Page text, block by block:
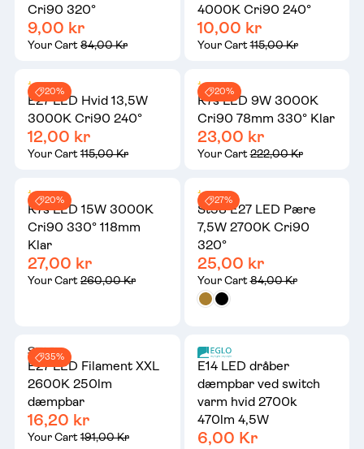
Cri90 320°
9,00 kr
Your Cart84,00 Kr
4000K Cri90 240°
10,00 kr
Your Cart115,00 Kr
20%
E27 LED Hvid 13,5W
3000K Cri90 240°
12,00 kr
Your Cart115,00 Kr
20%
R7s LED 9W 3000K
Cri90 78mm 330° Klar
23,00 kr
Your Cart222,00 Kr
20%
R7s LED 15W 3000K
Cri90 330° 118mm
Klar
27,00 kr
Your Cart260,00 Kr
27%
St58 E27 LED Pære
7,5W 2700K Cri90
320°
25,00 kr
Your Cart84,00 Kr
35%
E27 LED Filament XXL
2600K 250lm
dæmpbar
16,20 kr
Your Cart191,00 Kr
E14 LED dråber
dæmpbar ved switch
varm hvid 2700k
470lm 4,5W
6,00 Kr